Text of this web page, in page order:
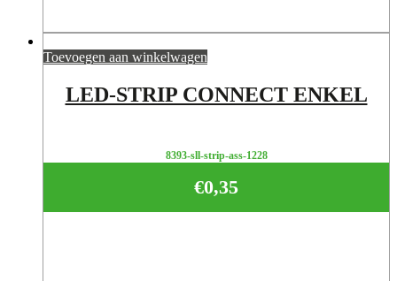
Toevoegen aan winkelwagen
LED-STRIP CONNECT ENKEL
8393-sll-strip-ass-1228
€0,35